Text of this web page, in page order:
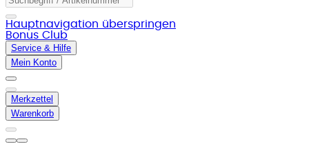
Hauptnavigation überspringen
Bonus Club
Service & Hilfe
Mein Konto
Merkzettel
Warenkorb